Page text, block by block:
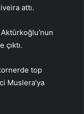
attı.
Aktürkoğlu’nun
çıktı.
top
Muslera’ya